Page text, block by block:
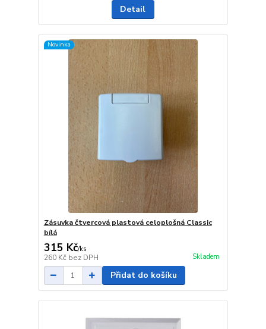
Detail
Novinka
Zásuvka čtvercová plastová celoplošná Classic
bílá
315 Kč/ks
260 Kč bez DPH Skladem
Přidat do košíku